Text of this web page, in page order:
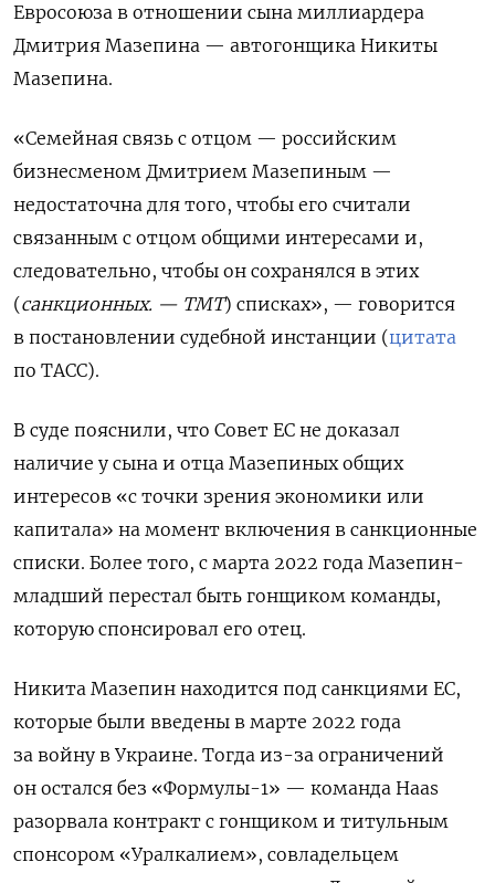
Евросоюза в отношении сына миллиардера
Дмитрия Мазепина — автогонщика Никиты
Мазепина.
«Семейная связь с отцом — российским
бизнесменом Дмитрием Мазепиным —
недостаточна для того, чтобы его считали
связанным с отцом общими интересами и,
следовательно, чтобы он сохранялся в этих
(санкционных. — ТМТ) списках», — говорится
в постановлении судебной инстанции (цитата
по ТАСС).
В суде пояснили, что Совет ЕС не доказал
наличие у сына и отца Мазепиных общих
интересов «с точки зрения экономики или
капитала» на момент включения в санкционные
списки. Более того, с марта 2022 года Мазепин-
младший перестал быть гонщиком команды,
которую спонсировал его отец.
Никита Мазепин находится под санкциями ЕС,
которые были введены в марте 2022 года
за войну в Украине. Тогда из-за ограничений
он остался без «Формулы-1» — команда Haas
разорвала контракт с гонщиком и титульным
спонсором «Уралкалием», совладельцем